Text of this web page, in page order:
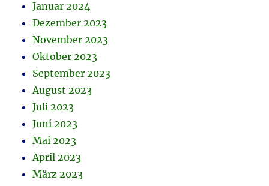
Januar 2024
Dezember 2023
November 2023
Oktober 2023
September 2023
August 2023
Juli 2023
Juni 2023
Mai 2023
April 2023
März 2023